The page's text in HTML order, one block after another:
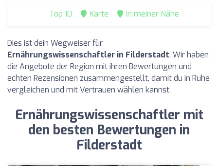
Top 10 Karte In meiner Nähe
Dies ist dein Wegweiser für
Ernährungswissenschaftler in Filderstadt. Wir haben
die Angebote der Region mit ihren Bewertungen und
echten Rezensionen zusammengestellt, damit du in Ruhe
vergleichen und mit Vertrauen wählen kannst.
Ernährungswissenschaftler mit
den besten Bewertungen in
Filderstadt